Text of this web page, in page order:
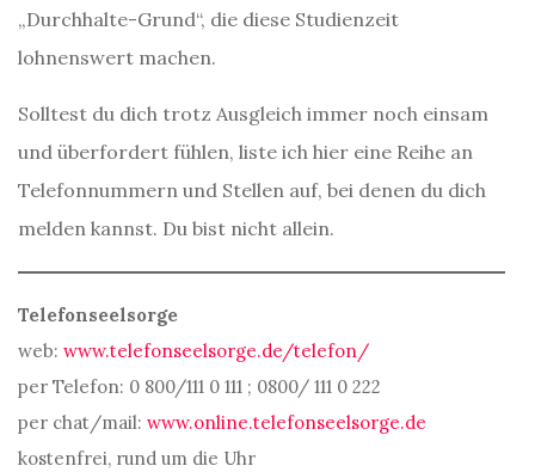
„Durchhalte-Grund“, die diese Studienzeit
lohnenswert machen.
Solltest du dich trotz Ausgleich immer noch einsam
und überfordert fühlen, liste ich hier eine Reihe an
Telefonnummern und Stellen auf, bei denen du dich
melden kannst. Du bist nicht allein.
Telefonseelsorge
web: www.telefonseelsorge.de/telefon/
per Telefon: 0 800/111 0 111 ; 0800/ 111 0 222
per chat/mail: www.online.telefonseelsorge.de
kostenfrei, rund um die Uhr